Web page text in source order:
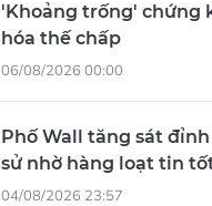
'Khoảng trống' chứng
hóa thế chấp
06/08/2026 00:00
Phố Wall tăng sát
sử nhờ hàng loạt tin
04/08/2026 23:57